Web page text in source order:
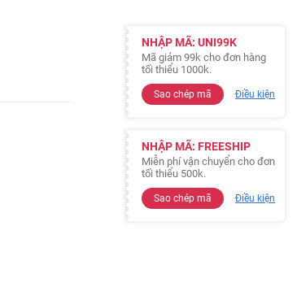
NHẬP MÃ: UNI99K
Mã giảm 99k cho đơn hàng
tối thiểu 1000k.
Sao chép mã Điều kiện
NHẬP MÃ: FREESHIP
Miễn phí vận chuyển cho đơn
tối thiểu 500k.
Sao chép mã Điều kiện